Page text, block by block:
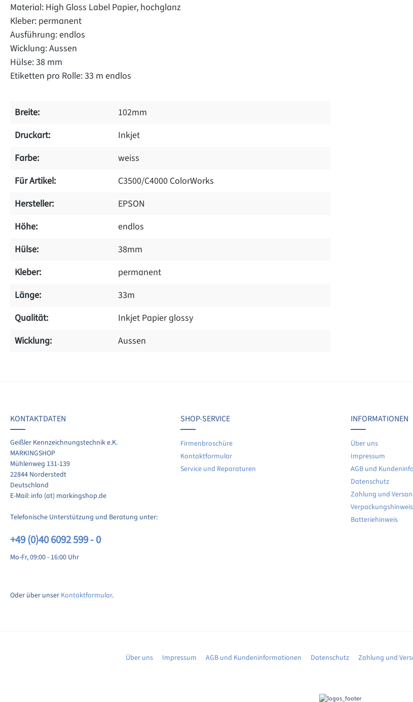
Material: High Gloss Label Papier, hochglanz
Kleber: permanent
Ausführung: endlos
Wicklung: Aussen
Hülse: 38 mm
Etiketten pro Rolle: 33 m endlos
Breite:
102mm
Druckart:
Inkjet
Farbe:
weiss
Für Artikel:
C3500/C4000 ColorWorks
Hersteller:
EPSON
Höhe:
endlos
Hülse:
38mm
Kleber:
permanent
Länge:
33m
Qualität:
Inkjet Papier glossy
Wicklung:
Aussen
Sie Ihre Erfahrungen mit anderen Kunden.
schreiben
Keine Bewertungen gefunden. Teilen Sie Ihre
KONTAKTDATEN
Geißler Kennzeichnungstechnik e.K.
MARKINGSHOP
Mühlenweg 131-139
22844 Norderstedt
Deutschland
E-Mail: info (at) markingshop.de
Telefonische Unterstützung und Beratung unter:
+49 (0)40 6092 599 - 0
Mo-Fr, 09:00 - 16:00 Uhr
Oder über unser Kontaktformular.
SHOP-SERVICE
Firmenbroschüre
Kontaktformular
Service und Reparaturen
INFORMATIONEN
Über uns
Impressum
AGB und
Datenschutz
Zahlung und
Batteriehinweis
Über uns Impressum AGB und Kundeninformationen Datenschutz Zahlung und